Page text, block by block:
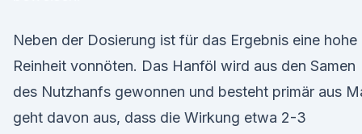
Neben der Dosierung ist für das Ergebnis eine hohe
Reinheit vonnöten. Das Hanföl wird aus den Samen
des Nutzhanfs gewonnen und besteht primär aus
geht davon aus, dass die Wirkung etwa 2-3